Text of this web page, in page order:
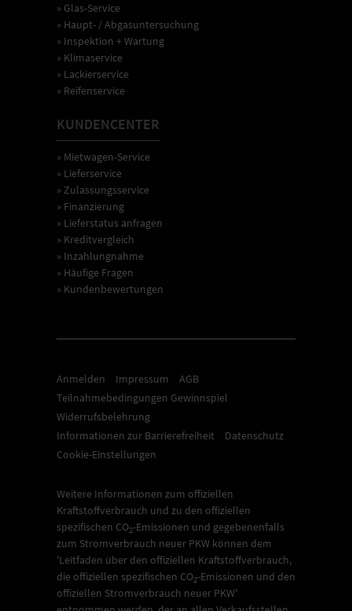
» Glas-Service
» Haupt- / Abgasuntersuchung
» Inspektion + Wartung
» Klimaservice
» Lackierservice
» Reifenservice
KUNDENCENTER
» Mietwagen-Service
» Lieferservice
» Zulassungsservice
» Finanzierung
» Lieferstatus anfragen
» Kreditvergleich
» Inzahlungnahme
» Häufige Fragen
» Kundenbewertungen
Anmelden Impressum
AGB
Teilnahmebedingungen Gewinnspiel
Widerrufsbelehrung
Informationen zur Barrierefreiheit
Datenschutz
Cookie-Einstellungen
Weitere Informationen zum offiziellen
Kraftstoffverbrauch und zu den offiziellen
spezifischen CO2-Emissionen und gegebenenfalls
zum Stromverbrauch neuer PKW können dem
'Leitfaden über den offiziellen Kraftstoffverbrauch,
die offiziellen spezifischen CO2-Emissionen und den
offiziellen Stromverbrauch neuer PKW'